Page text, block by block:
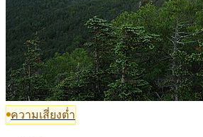
ความเสี่ยงต่ำ